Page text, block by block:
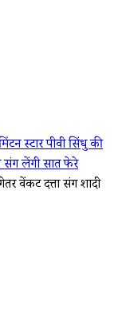
पीवी सिंधु की
संग लेंगी सात फेरे
वेंकट दत्ता संग शादी